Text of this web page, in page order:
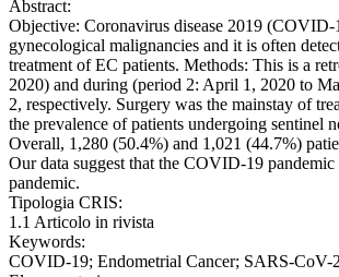
Abstract:
Objective: Coronavirus disease 2019 (COVID-
gynecological malignancies and it is often
treatment of EC patients. Methods: This is a
2020) and during (period 2: April 1, 2020 to
2, respectively. Surgery was the mainstay of
the prevalence of patients undergoing
Overall, 1,280 (50.4%) and 1,021 (44.7%)
Our data suggest that the COVID-19
pandemic.
Tipologia CRIS:
1.1 Articolo in rivista
Keywords:
COVID-19; Endometrial Cancer; SARS-CoV-